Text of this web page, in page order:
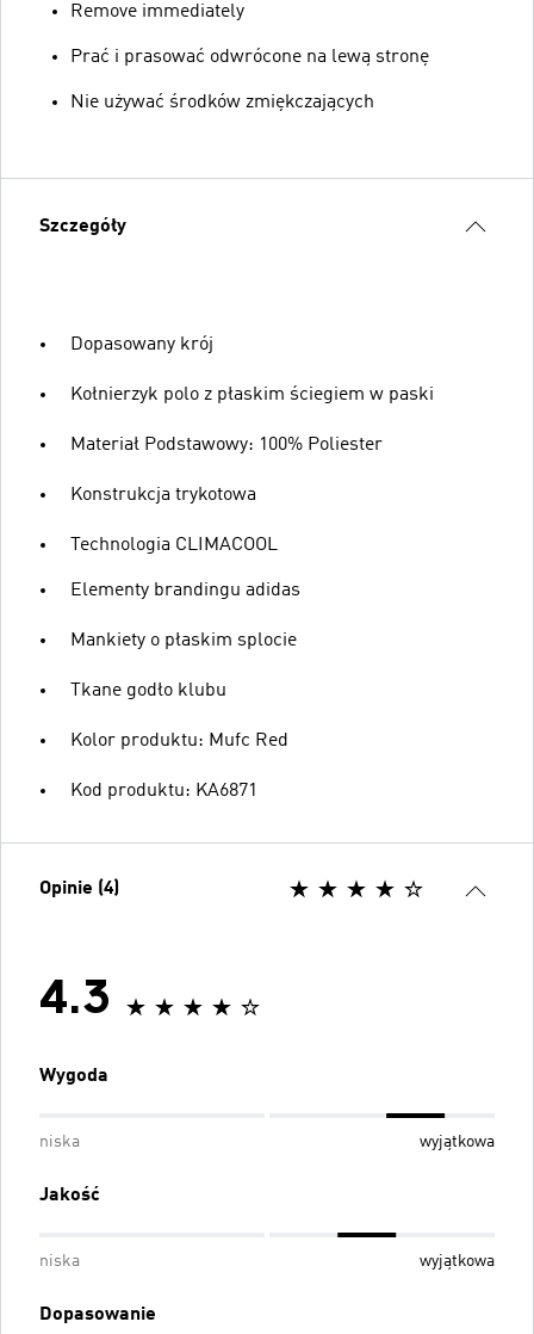
Remove immediately
Prać i prasować odwrócone na lewą stronę
Nie używać środków zmiękczających
Szczegóły
Dopasowany krój
Kołnierzyk polo z płaskim ściegiem w paski
Materiał Podstawowy: 100% Poliester
Konstrukcja trykotowa
Technologia CLIMACOOL
Elementy brandingu adidas
Mankiety o płaskim splocie
Tkane godło klubu
Kolor produktu: Mufc Red
Kod produktu: KA6871
Opinie (4)
4.3
Wygoda
niska wyjątkowa
Jakość
niska wyjątkowa
Dopasowanie